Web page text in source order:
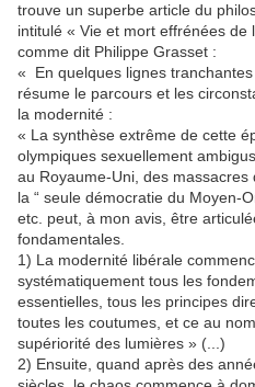
trouve un superbe article du
intitulé « Vie et mort effrénées de
comme dit Philippe Grasset :
« En quelques lignes
résume le parcours et les
la modernité :
« La synthèse extrême de cette
olympiques sexuellement
au Royaume-Uni, des
la “ seule démocratie du Moyen-
etc. peut, à mon avis, être
fondamentales.
1) La modernité libérale
systématiquement tous les
essentielles, tous les principes
toutes les coutumes, et ce au
supériorité des lumières » (...)
2) Ensuite, quand après des